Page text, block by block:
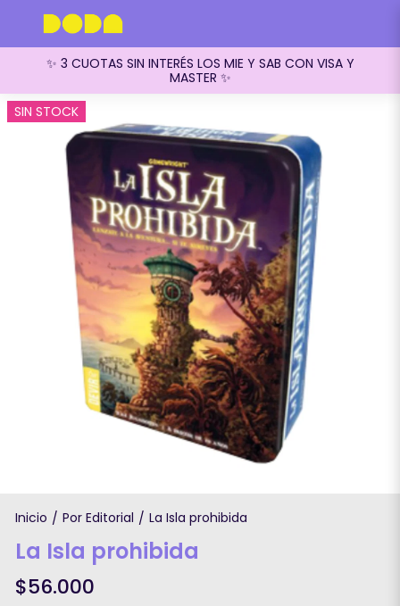
✨ 3 CUOTAS SIN INTERÉS LOS MIE Y SAB CON VISA Y
MASTER ✨
SIN STOCK
Inicio / Por Editorial / La Isla prohibida
La Isla prohibida
$56.000